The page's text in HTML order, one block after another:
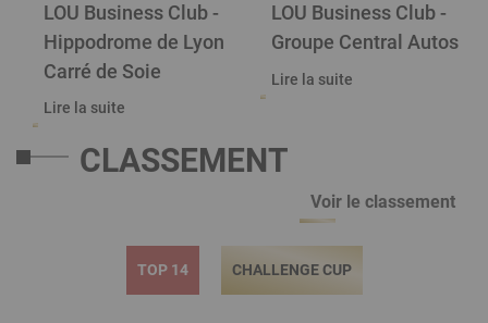
LOU Business Club -
Hippodrome de Lyon
Carré de Soie
Lire la suite
LOU Business Club -
Groupe Central Autos
Lire la suite
CLASSEMENT
Voir le classement
TOP 14 CHALLENGE CUP